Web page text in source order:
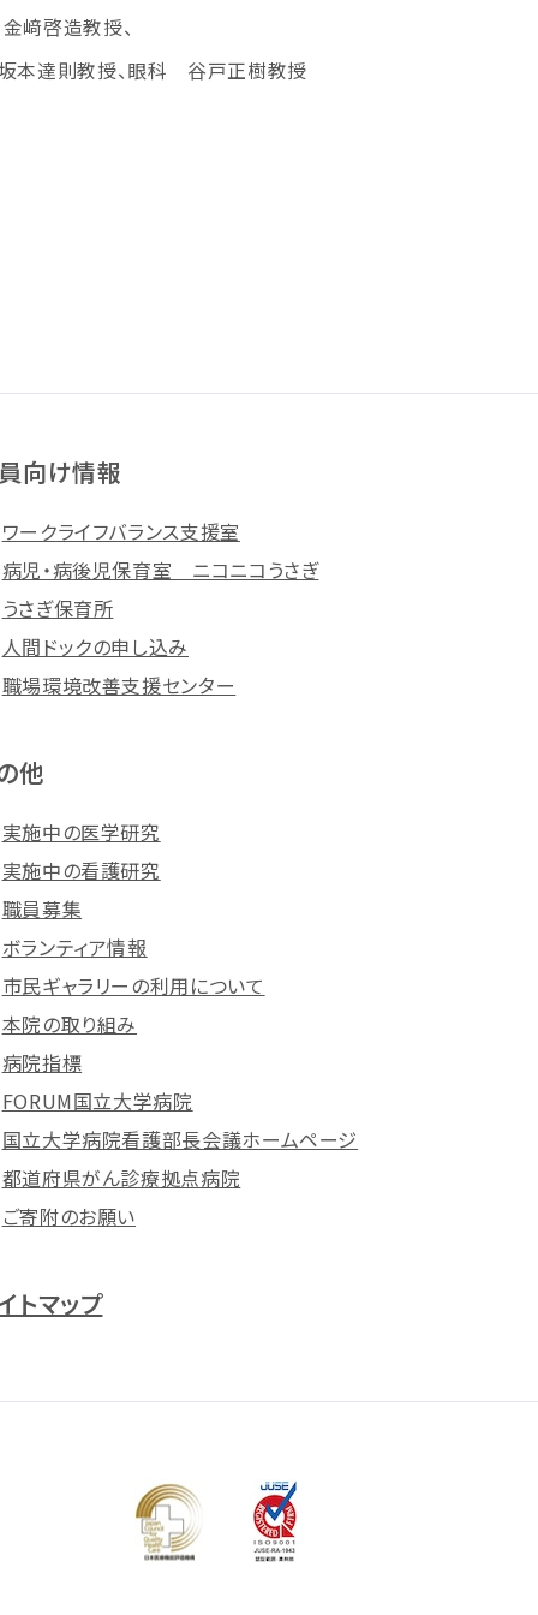
啓造教授、
本達則教授、眼科 谷戸正樹教授
向け情報
ワークライフバランス支援室
病児・病後児保育室 ニコニコうさぎ
うさぎ保育所
人間ドックの申し込み
職場環境改善支援センター
他
実施中の医学研究
実施中の看護研究
職員募集
ボランティア情報
市民ギャラリーの利用について
本院の取り組み
病院指標
FORUM国立大学病院
国立大学病院看護部長会議ホームページ
都道府県がん診療拠点病院
ご寄附のお願い
トマップ